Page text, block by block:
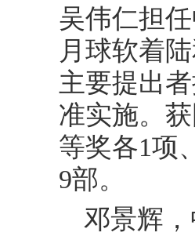
吴伟仁担
月球软着
主要提出
准实施。
等奖各1项
9部。
邓景辉